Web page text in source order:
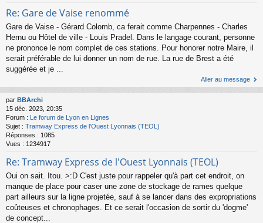
Re: Gare de Vaise renommé
Gare de Vaise - Gérard Colomb, ca ferait comme Charpennes - Charles
Hernu ou Hôtel de ville - Louis Pradel. Dans le langage courant, personne
ne prononce le nom complet de ces stations. Pour honorer notre Maire, il
serait préférable de lui donner un nom de rue. La rue de Brest a été
suggérée et je ...
Aller au message
par BBArchi
15 déc. 2023, 20:35
Forum : Le forum de Lyon en Lignes
Sujet : Tramway Express de l'Ouest Lyonnais (TEOL)
Réponses : 1085
Vues : 1234917
Re: Tramway Express de l'Ouest Lyonnais (TEOL)
Oui on sait. Itou. >:D C'est juste pour rappeler qu'à part cet endroit, on
manque de place pour caser une zone de stockage de rames quelque
part ailleurs sur la ligne projetée, sauf à se lancer dans des expropriations
coûteuses et chronophages. Et ce serait l'occasion de sortir du 'dogme'
de concept...